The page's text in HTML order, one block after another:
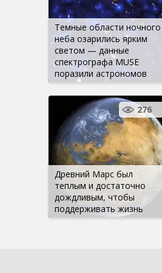
Темные области ночного
неба озарились ярким
светом — данные
спектрографа MUSE
поразили астрономов
Древний Марс был
теплым и достаточно
дождливым, чтобы
поддерживать жизнь
276